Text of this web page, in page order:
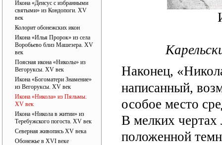
Икона «Деисус с избранными
святыми» из Кондопоги. XV
век
Колорит обонежских икон
Икона «Илья Пророк» из села
Воробьево близ Машезера. XV
век
Поясная икона «Николы» из
Вегоруксы. XV век
Икона «Богоматери Знамение»
из Вегоруксы. XV век
Икона «Никола» из Пяльмы.
XV век
Икона «Никола в житии» из
Теребужского погоста. XV век
Северная живопись XV века
Обонежье в XVI веке
Наконец,
написанный,
особое место
В мелких чертах
положенной